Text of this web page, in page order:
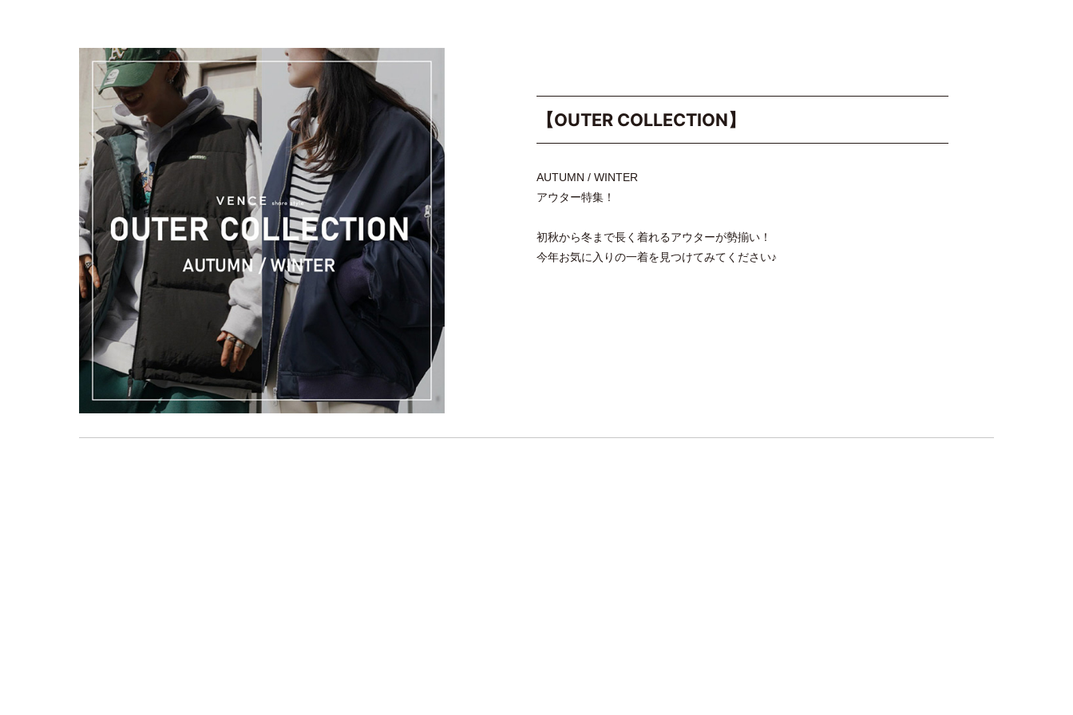
【OUTER COLLECTION】
AUTUMN / WINTER
アウター特集！
初秋から冬まで長く着れるアウターが勢揃い！
今年お気に入りの一着を見つけてみてください♪